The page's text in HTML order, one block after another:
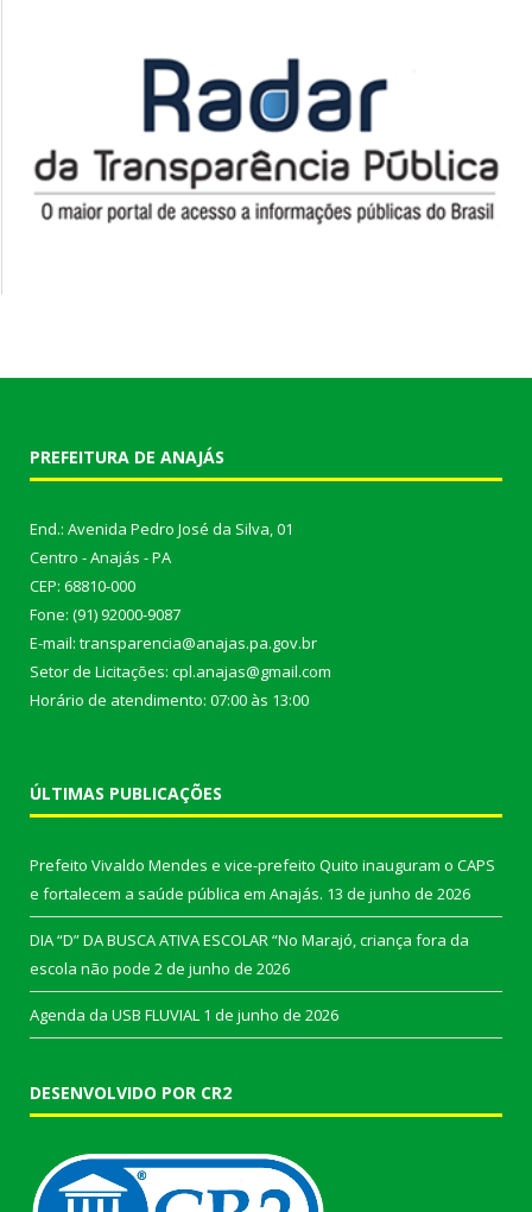
PREFEITURA DE ANAJÁS
End.: Avenida Pedro José da Silva, 01
Centro - Anajás - PA
CEP: 68810-000
Fone: (91) 92000-9087
E-mail: transparencia@anajas.pa.gov.br
Setor de Licitações: cpl.anajas@gmail.com
Horário de atendimento: 07:00 às 13:00
ÚLTIMAS PUBLICAÇÕES
Prefeito Vivaldo Mendes e vice-prefeito Quito inauguram o CAPS
e fortalecem a saúde pública em Anajás. 13 de junho de 2026
DIA “D” DA BUSCA ATIVA ESCOLAR “No Marajó, criança fora da
escola não pode 2 de junho de 2026
Agenda da USB FLUVIAL 1 de junho de 2026
DESENVOLVIDO POR CR2